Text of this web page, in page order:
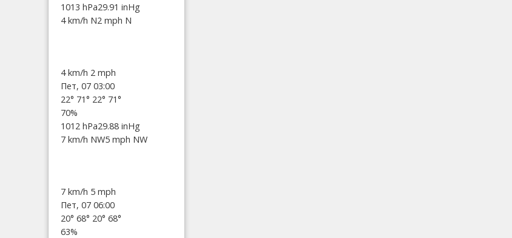
1013 hPa29.91 inHg
4 km/h N2 mph N
4 km/h 2 mph
Пет, 07 03:00
22° 71° 22° 71°
70%
1012 hPa29.88 inHg
7 km/h NW5 mph NW
7 km/h 5 mph
Пет, 07 06:00
20° 68° 20° 68°
63%